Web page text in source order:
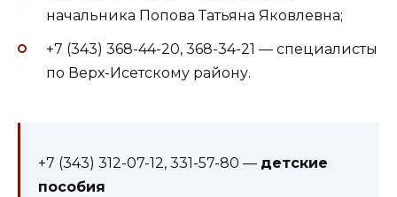
начальника Попова Татьяна Яковлевна;
+7 (343) 368-44-20, 368-34-21 — специалисты
по Верх-Исетскому району.
+7 (343) 312-07-12, 331-57-80 — детские
пособия